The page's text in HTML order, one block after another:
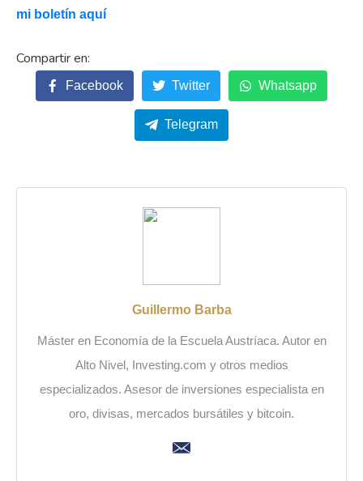
mi boletín aquí
Facebook Twitter Whatsapp
Telegram
Guillermo Barba
Máster en Economía de la Escuela Austríaca. Autor en
Alto Nivel, Investing.com y otros medios
especializados. Asesor de inversiones especialista en
oro, divisas, mercados bursátiles y bitcoin.